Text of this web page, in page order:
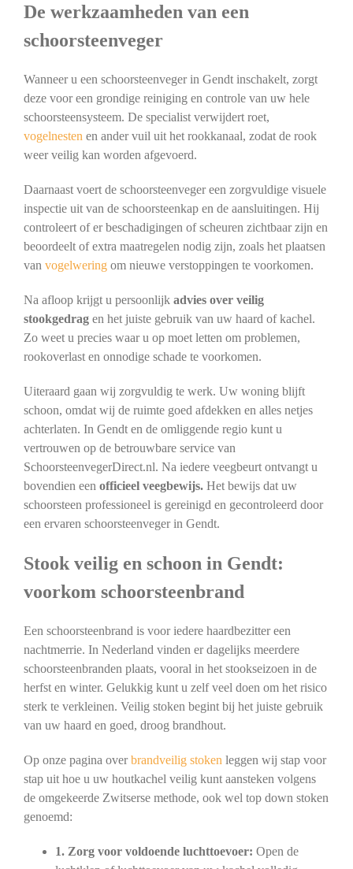
De werkzaamheden van een
schoorsteenveger
Wanneer u een schoorsteenveger in Gendt inschakelt, zorgt
deze voor een grondige reiniging en controle van uw hele
schoorsteensysteem. De specialist verwijdert roet,
vogelnesten en ander vuil uit het rookkanaal, zodat de rook
weer veilig kan worden afgevoerd.
Daarnaast voert de schoorsteenveger een zorgvuldige visuele
inspectie uit van de schoorsteenkap en de aansluitingen. Hij
controleert of er beschadigingen of scheuren zichtbaar zijn en
beoordeelt of extra maatregelen nodig zijn, zoals het plaatsen
van vogelweringom nieuwe verstoppingen te voorkomen.
Na afloop krijgt u persoonlijk advies over veilig
stookgedragen het juiste gebruik van uw haard of kachel.
Zo weet u precies waar u op moet letten om problemen,
rookoverlast en onnodige schade te voorkomen.
Uiteraard gaan wij zorgvuldig te werk. Uw woning blijft
schoon, omdat wij de ruimte goed afdekken en alles netjes
achterlaten. In Gendt en de omliggende regio kunt u
vertrouwen op de betrouwbare service van
SchoorsteenvegerDirect.nl. Na iedere veegbeurt ontvangt u
bovendien een officieel veegbewijs. Het bewijs dat uw
schoorsteen professioneel is gereinigd en gecontroleerd door
een ervaren schoorsteenveger in Gendt.
Stook veilig en schoon in Gendt:
voorkom schoorsteenbrand
Een schoorsteenbrand is voor iedere haardbezitter een
nachtmerrie. In Nederland vinden er dagelijks meerdere
schoorsteenbranden plaats, vooral in het stookseizoen in de
herfst en winter. Gelukkig kunt u zelf veel doen om het risico
sterk te verkleinen. Veilig stoken begint bij het juiste gebruik
van uw haard en goed, droog brandhout.
Op onze pagina overbrandveilig stoken leggen wij stap voor
stap uit hoe u uw houtkachel veilig kunt aansteken volgens
de omgekeerde Zwitserse methode, ook wel top down stoken
genoemd:
1. Zorg voor voldoende luchttoevoer: Open de